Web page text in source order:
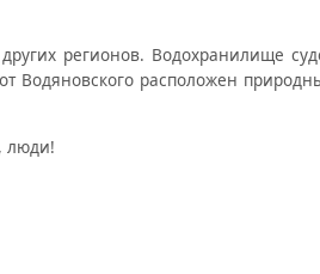
регионов. Водохранилище
Водяновского расположен
люди!